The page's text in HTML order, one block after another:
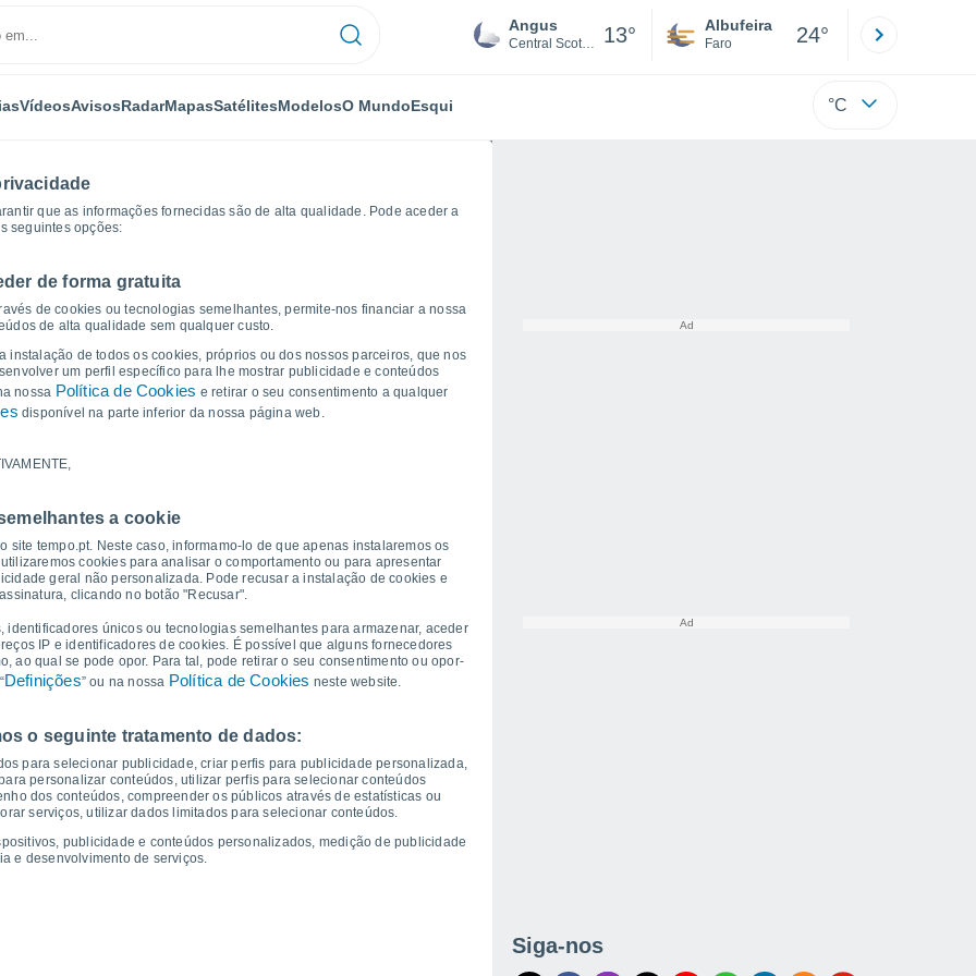
que as informações fornecidas são de alta qualidade. Pode aceder a
seguintes opções:
de forma gratuita
de cookies ou tecnologias semelhantes, permite-nos financiar a nossa
de alta qualidade sem qualquer custo.
de todos os cookies, próprios ou dos nossos parceiros, que nos
um perfil específico para lhe mostrar publicidade e conteúdos
nossa Política de Cookies e retirar o seu consentimento a qualquer
disponível na parte inferior da nossa página web.
a cookie
tempo.pt. Neste caso, informamo-lo de que apenas instalaremos os
cookies para analisar o comportamento ou para apresentar
geral não personalizada. Pode recusar a instalação de cookies e
clicando no botão "Recusar".
identificadores únicos ou tecnologias semelhantes para armazenar, aceder
IP e identificadores de cookies. É possível que alguns fornecedores
ao qual se pode opor. Para tal, pode retirar o seu consentimento ou opor-
Definições” ou na nossa Política de Cookies neste website.
o seguinte tratamento de dados:
para selecionar publicidade, criar perfis para publicidade personalizada,
personalizar conteúdos, utilizar perfis para selecionar conteúdos
dos conteúdos, compreender os públicos através de estatísticas ou
serviços, utilizar dados limitados para selecionar conteúdos.
publicidade e conteúdos personalizados, medição de publicidade
e desenvolvimento de serviços.
Angus
Central Scotland 13° Albufeira
Faro 24°
VídeosAvisosRadarMapasSatélitesModelosO MundoEsqui °C
Angus
Mínima Ponto de orvalho
14 Sáb15 Dom16 Seg17 Ter18 Qua19
21°
20°
18°
18°
16°
18°
17°
11°
11°
8°
10°
9° 9°
Siga-nos